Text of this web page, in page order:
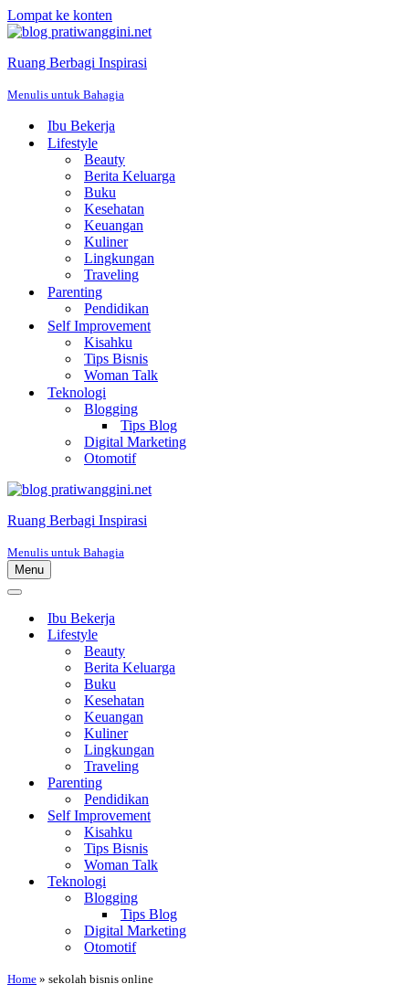
Lompat ke konten
Ruang Berbagi Inspirasi
Menulis untuk Bahagia
Ibu Bekerja
Lifestyle
Beauty
Berita Keluarga
Buku
Kesehatan
Keuangan
Kuliner
Lingkungan
Traveling
Parenting
Pendidikan
Self Improvement
Kisahku
Tips Bisnis
Woman Talk
Teknologi
Blogging
Tips Blog
Digital Marketing
Otomotif
Ruang Berbagi Inspirasi
Menulis untuk Bahagia
Menu
Menu
Menu
NavigasiIbu Bekerja
Lifestyle
Beauty
Berita Keluarga
Buku
Kesehatan
Keuangan
Kuliner
Lingkungan
Traveling
Parenting
Pendidikan
Self Improvement
Kisahku
Tips Bisnis
Woman Talk
Teknologi
Blogging
Tips Blog
Digital Marketing
Otomotif
Home » sekolah bisnis online